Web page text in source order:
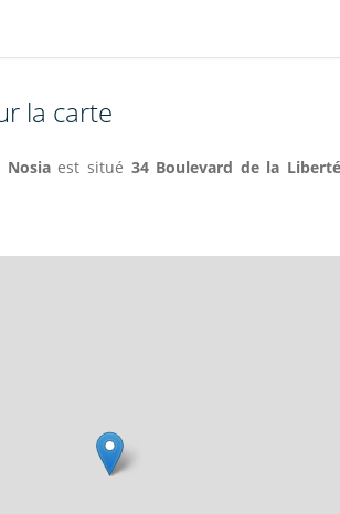
la carte
Nosiaest situé 34 Boulevard de la